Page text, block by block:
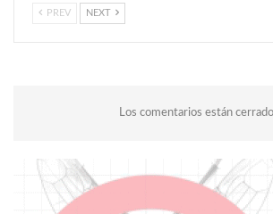
PREV NEXT
Los comentarios están